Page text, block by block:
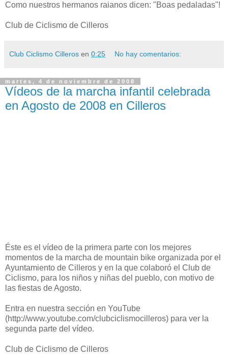
Como nuestros hermanos raianos dicen: "Boas pedaladas"!
Club de Ciclismo de Cilleros
Club Ciclismo Cilleros en 0:25 No hay comentarios:
martes, 4 de noviembre de 2008
Vídeos de la marcha infantil celebrada
en Agosto de 2008 en Cilleros
Éste es el vídeo de la primera parte con los mejores
momentos de la marcha de mountain bike organizada por el
Ayuntamiento de Cilleros y en la que colaboró el Club de
Ciclismo, para los niños y niñas del pueblo, con motivo de
las fiestas de Agosto.
Entra en nuestra sección en YouTube
(http://www.youtube.com/clubciclismocilleros) para ver la
segunda parte del vídeo.
Club de Ciclismo de Cilleros